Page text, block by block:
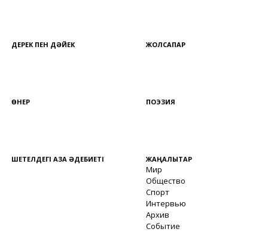
ДЕРЕК ПЕН ДӘЙЕК ЖОЛСАПАР
ӨНЕР ПОЭЗИЯ
ШЕТЕЛДЕГІ ҚАЗАҚ ӘДЕБИЕТІ ЖАҢАЛЫҚТАР
Мир
Общество
Спорт
Интервью
Архив
Событие